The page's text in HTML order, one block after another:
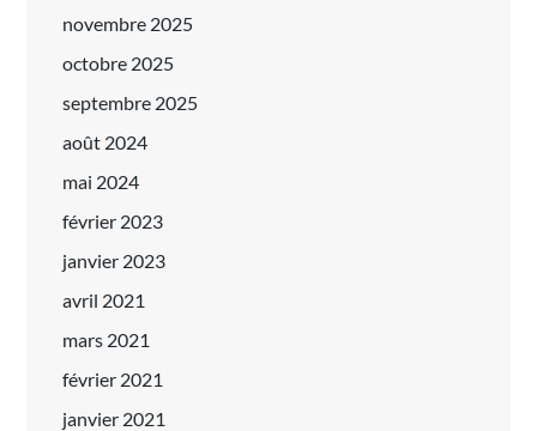
novembre 2025
octobre 2025
septembre 2025
août 2024
mai 2024
février 2023
janvier 2023
avril 2021
mars 2021
février 2021
janvier 2021